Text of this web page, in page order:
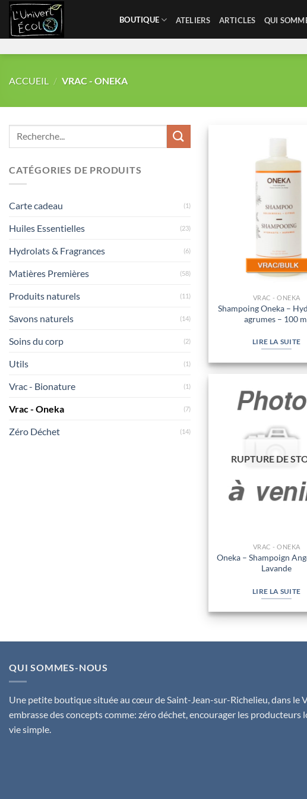
Skip
content
BOUTIQUE ATELIERS ARTICLES QUI
ACCUEIL / VRAC - ONEKA
CATÉGORIES DE PRODUITS
Carte cadeau (1)
Huiles Essentielles (23)
Hydrolats & Fragrances (6)
Matières Premières (58)
Produits naturels (11)
Savons naturels (14)
Soins du corp (2)
Utils (1)
Vrac - Bionature (1)
Vrac - Oneka (7)
Zéro Déchet (14)
VRAC - ONEKA
Shampoing Oneka –
agrumes – 100
LIRE LA SUITE
RUPTURE DE
VRAC - ONEKA
Oneka – Shampoign
Lavande
LIRE LA SUITE
QUI SOMMES-NOUS
Une petite boutique située au cœur de Saint-Jean-sur-Richelieu, dans le
embrasse des concepts comme: zéro déchet, encourager les producteurs
vie simple.